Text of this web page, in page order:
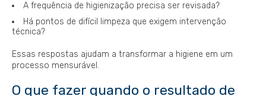
A frequência de higienização precisa ser revisada?
Há pontos de difícil limpeza que exigem intervenção
técnica?
Essas respostas ajudam a transformar a higiene em um
processo mensurável.
O que fazer quando o resultado de